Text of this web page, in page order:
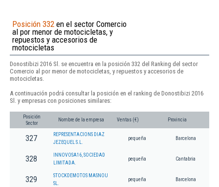
Posición 332 en el sector Comercio
al por menor de motocicletas, y
repuestos y accesorios de
motocicletas
Donostibizi 2016 Sl. se encuentra en la posición 332 del Ranking del sector
Comercio al por menor de motocicletas, y repuestos y accesorios de
motocicletas.
A continuación podrá consultar la posición en el ranking de Donostibizi 2016
Sl. y empresas con posiciones similares:
Posición
Sector
Nombre de la empresa Ventas (€) Provincia
327
REPRESENTACIONS DIAZ
JEZEQUEL S.L.
pequeña Barcelona
328
INNOVOSA16, SOCIEDAD
LIMITADA.
pequeña Cantabria
329
STOCKDEMOTOS MASNOU
SL.
pequeña Barcelona